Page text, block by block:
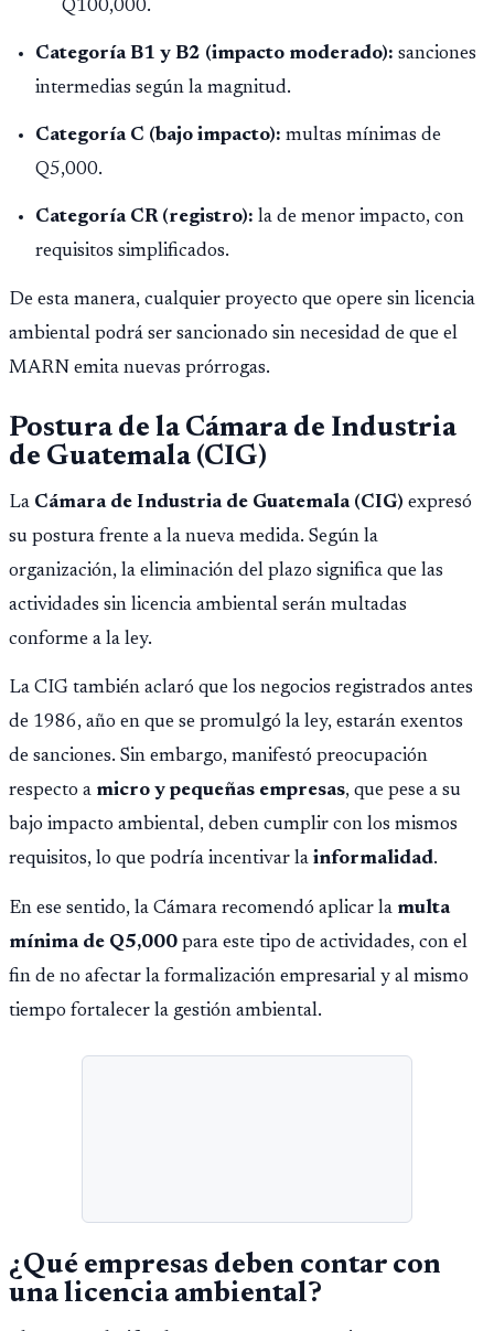
Q100,000.
Categoría B1 y B2 (impacto moderado): sanciones
intermedias según la magnitud.
Categoría C (bajo impacto): multas mínimas de
Q5,000.
Categoría CR (registro): la de menor impacto, con
requisitos simplificados.
De esta manera, cualquier proyecto que opere sin licencia
ambiental podrá ser sancionado sin necesidad de que el
MARN emita nuevas prórrogas.
Postura de la Cámara de Industria
de Guatemala (CIG)
La Cámara de Industria de Guatemala (CIG) expresó
su postura frente a la nueva medida. Según la
organización, la eliminación del plazo significa que las
actividades sin licencia ambiental serán multadas
conforme a la ley.
La CIG también aclaró que los negocios registrados antes
de 1986, año en que se promulgó la ley, estarán exentos
de sanciones. Sin embargo, manifestó preocupación
respecto a micro y pequeñas empresas, que pese a su
bajo impacto ambiental, deben cumplir con los mismos
requisitos, lo que podría incentivar la informalidad.
En ese sentido, la Cámara recomendó aplicar la multa
mínima de Q5,000 para este tipo de actividades, con el
fin de no afectar la formalización empresarial y al mismo
tiempo fortalecer la gestión ambiental.
¿Qué empresas deben contar con
una licencia ambiental?